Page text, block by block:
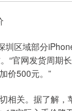
区域部分
“官网发货周期
价500元。”
关。据了解，